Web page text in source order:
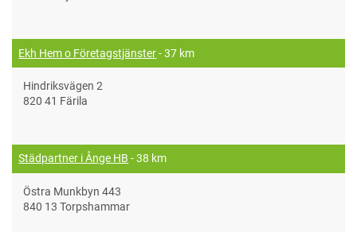
Ekh Hem o Företagstjänster- 37 km
Hindriksvägen 2
820 41 Färila
Städpartner i Ånge HB - 38 km
Östra Munkbyn 443
840 13 Torpshammar